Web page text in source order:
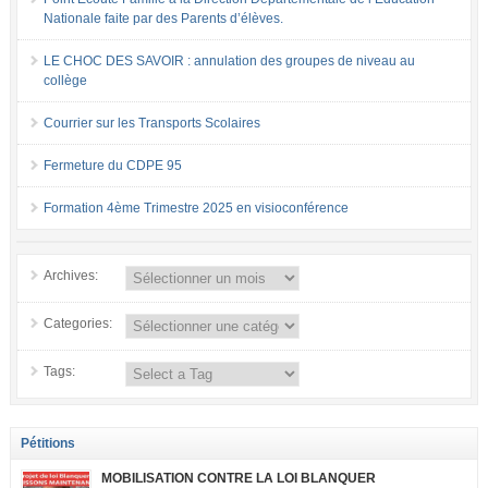
Nationale faite par des Parents d’élèves.
LE CHOC DES SAVOIR : annulation des groupes de niveau au
collège
Courrier sur les Transports Scolaires
Fermeture du CDPE 95
Formation 4ème Trimestre 2025 en visioconférence
Archives:
Categories:
Tags:
Pétitions
MOBILISATION CONTRE LA LOI BLANQUER